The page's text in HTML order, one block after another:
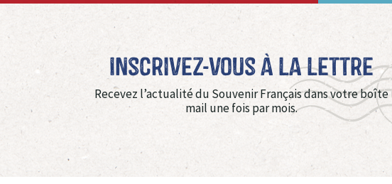
Inscrivez-vous à La Lettre
Recevez l’actualité du Souvenir Français dans votre boîte
mail une fois par mois.